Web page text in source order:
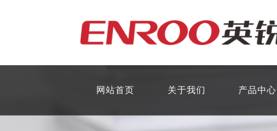
网站首页 关于我们 产品中心